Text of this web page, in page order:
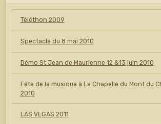
Téléthon 2009
Spectacle du 8 mai 2010
Démo St Jean de Maurienne 12 &13 juin 2010
Fête de la musique à La Chapelle du Mont du
2010
LAS VEGAS 2011